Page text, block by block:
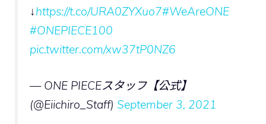
↓https://t.co/URA0ZYXuo7#WeAreONE
#ONEPIECE100
pic.twitter.com/xw37tP0NZ6
— ONE PIECEスタッフ【公式】
(@Eiichiro_Staff) September 3, 2021